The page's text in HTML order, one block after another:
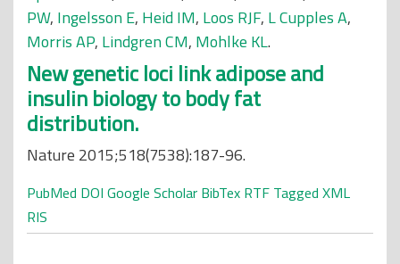
PW, Ingelsson E, Heid IM, Loos RJF, L Cupples A,
Morris AP, Lindgren CM, Mohlke KL.
New genetic loci link adipose and
insulin biology to body fat
distribution.
Nature 2015;518(7538):187-96.
PubMed DOI Google Scholar BibTex RTF Tagged XML
RIS